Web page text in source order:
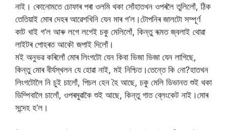
নাই। কোনোমতে চোফাৰ পৰা ওলমি থকা সোঁহাতখন ওপৰলৈ তুলিলোঁ, ঠিক
তেতিয়াই মোৰ দেহৰ আৱেশখিনি যেন মাৰ গ’ল।টোপনিৰ জালটো সম্পূৰ্ণ
কাট খাই গ’ল আৰু লগে লগেই চকু মেলিলোঁ, কিন্তু ৰূমত জ্বলাই থোৱা
লাইটৰ পোহৰত আকৌ জপাই দিলোঁ।
মই অনুভৱ কৰিলোঁ মোৰ লিংগটো যেন কিবা ভিজা ভিজা যেন লাগিছে,
কিন্তু মোৰ বীৰ্যস্খলন যে হোৱা নাই, মই নিশ্চিত।তেন্তে কি নো?হাতখন
লিংগটোলৈ নি চুই চালোঁ, পিচল হেন হৈ আছে, চকু মেলি ডিভানত শুই থকা
ডিম্পিবালৈ চালোঁ, ওপৰমুৱাকৈ শুই আছে, কিন্তু গাত ব্লেংকেট নাই।মোৰ
সন্দেহ হ’ল।